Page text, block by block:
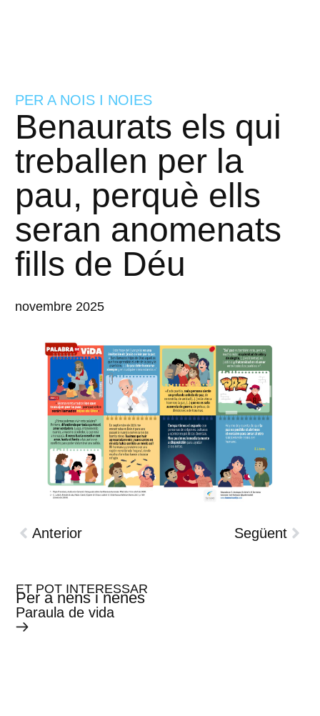
PER A NOIS I NOIES
Benaurats els qui
treballen per la
pau, perquè ells
seran anomenats
fills de Déu
novembre 2025
Anterior Següent
ET POT INTERESSAR
Per a nens i nenes
Paraula de vida